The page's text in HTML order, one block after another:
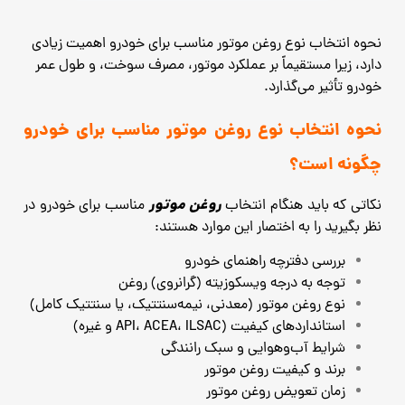
نحوه انتخاب نوع روغن موتور مناسب برای خودرو اهمیت زیادی
دارد، زیرا مستقیماً بر عملکرد موتور، مصرف سوخت، و طول عمر
خودرو تأثیر می‌گذارد.
نحوه انتخاب نوع روغن موتور مناسب برای خودرو
چگونه است؟
نکاتی که باید هنگام انتخابروغن موتورمناسب برای خودرو در
نظر بگیرید را به اختصار این موارد هستند:
بررسی دفترچه راهنمای خودرو
توجه به درجه ویسکوزیته (گرانروی) روغن
نوع روغن موتور (معدنی، نیمه‌سنتتیک، یا سنتتیک کامل)
استانداردهای کیفیت (API، ACEA، ILSAC و غیره)
شرایط آب‌وهوایی و سبک رانندگی
برند و کیفیت روغن موتور
زمان تعویض روغن موتور